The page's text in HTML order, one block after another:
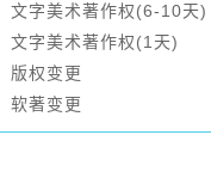
天)
文字美术著作权(6-10天)
文字美术著作权(1天)
版权变更
软著变更